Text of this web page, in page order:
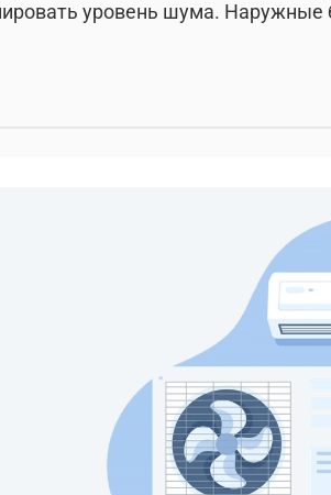
уровень шума. Наружные